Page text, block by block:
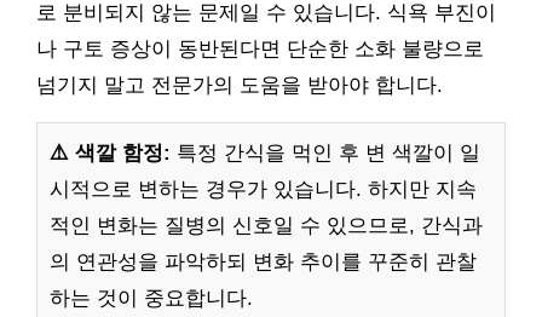
로 분비되지 않는 문제일 수 있습니다. 식욕 부진이
나 구토 증상이 동반된다면 단순한 소화 불량으로
넘기지 말고 전문가의 도움을 받아야 합니다.
⚠️ 색깔 함정: 특정 간식을 먹인 후 변 색깔이 일
시적으로 변하는 경우가 있습니다. 하지만 지속
적인 변화는 질병의 신호일 수 있으므로, 간식과
의 연관성을 파악하되 변화 추이를 꾸준히 관찰
하는 것이 중요합니다.